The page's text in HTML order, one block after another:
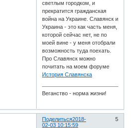
светлым городком, и
прекратится гражданская
война на Украине. Славянск и
Украина - это как часть меня,
которой сейчас нет, не по
моей вине - у меня отобрали
возможность туда поехать.
Про Славянск можно
почитать на моем форуме
История Славянска
Веганство - норма жизни!
Поделиться 5
2018-
02-03 10:15:59